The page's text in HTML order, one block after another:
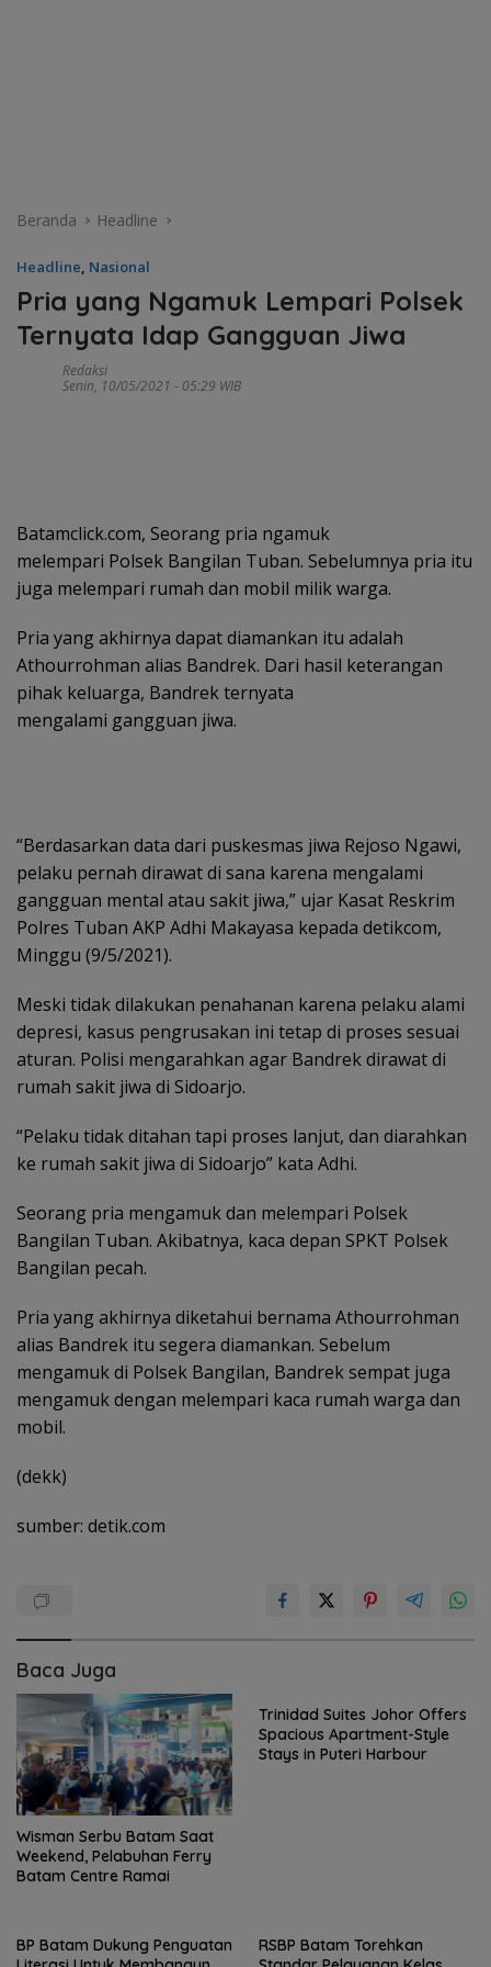
Beranda Headline
Headline, Nasional
Pria yang Ngamuk Lempari Polsek
Ternyata Idap Gangguan Jiwa
Redaksi
Senin, 10/05/2021 - 05:29 WIB
Batamclick.com, Seorang pria ngamuk
melempari Polsek Bangilan Tuban. Sebelumnya pria itu
juga melempari rumah dan mobil milik warga.
Pria yang akhirnya dapat diamankan itu adalah
Athourrohman alias Bandrek. Dari hasil keterangan
pihak keluarga, Bandrek ternyata
mengalami gangguan jiwa.
“Berdasarkan data dari puskesmas jiwa Rejoso Ngawi,
pelaku pernah dirawat di sana karena mengalami
gangguan mental atau sakit jiwa,” ujar Kasat Reskrim
Polres Tuban AKP Adhi Makayasa kepada detikcom,
Minggu (9/5/2021).
Meski tidak dilakukan penahanan karena pelaku alami
depresi, kasus pengrusakan ini tetap di proses sesuai
aturan. Polisi mengarahkan agar Bandrek dirawat di
rumah sakit jiwa di Sidoarjo.
“Pelaku tidak ditahan tapi proses lanjut, dan diarahkan
ke rumah sakit jiwa di Sidoarjo” kata Adhi.
Seorang pria mengamuk dan melempari Polsek
Bangilan Tuban. Akibatnya, kaca depan SPKT Polsek
Bangilan pecah.
Pria yang akhirnya diketahui bernama Athourrohman
alias Bandrek itu segera diamankan. Sebelum
mengamuk di Polsek Bangilan, Bandrek sempat juga
mengamuk dengan melempari kaca rumah warga dan
mobil.
(dekk)
sumber: detik.com
Baca Juga
Wisman Serbu Batam Saat
Weekend, Pelabuhan Ferry
Batam Centre Ramai
Trinidad Suites Johor Offers
Spacious Apartment-Style
Stays in Puteri Harbour
BP Batam Dukung Penguatan
RSBP Batam Torehkan